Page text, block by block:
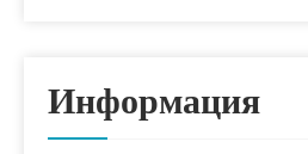
Информация